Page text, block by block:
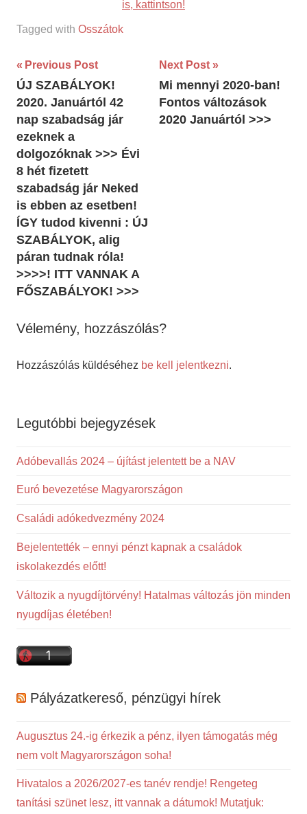
is, kattintson!
Tagged with Osszátok
Bejegyzés
navigáció
Previous Post
ÚJ SZABÁLYOK!
2020. Januártól 42
nap szabadság jár
ezeknek a
dolgozóknak >>> Évi
8 hét fizetett
szabadság jár Neked
is ebben az esetben!
ÍGY tudod kivenni : ÚJ
SZABÁLYOK, alig
páran tudnak róla!
>>>>! ITT VANNAK A
FŐSZABÁLYOK! >>>
Next Post
Mi mennyi 2020-ban!
Fontos változások
2020 Januártól >>>
Vélemény, hozzászólás?
Hozzászólás küldéséhez be kell jelentkezni.
Legutóbbi bejegyzések
Adóbevallás 2024 – újítást jelentett be a NAV
Euró bevezetése Magyarországon
Családi adókedvezmény 2024
Bejelentették – ennyi pénzt kapnak a családok
iskolakezdés előtt!
Változik a nyugdíjtörvény! Hatalmas változás jön minden
nyugdíjas életében!
Pályázatkereső, pénzügyi hírek
Augusztus 24.-ig érkezik a pénz, ilyen támogatás még
nem volt Magyarországon soha!
Hivatalos a 2026/2027-es tanév rendje! Rengeteg
tanítási szünet lesz, itt vannak a dátumok! Mutatjuk: